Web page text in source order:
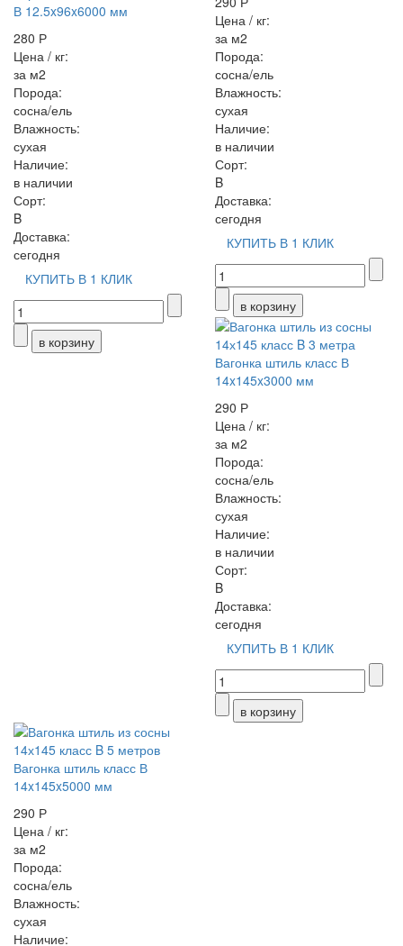
В 12.5x96x6000 мм
280 Р
Цена / кг:
за м2
Порода:
сосна/ель
Влажность:
сухая
Наличие:
в наличии
Сорт:
B
Доставка:
сегодня
КУПИТЬ В 1 КЛИК
Цена / кг:
за м2
Порода:
сосна/ель
Влажность:
сухая
Наличие:
в наличии
Сорт:
B
Доставка:
сегодня
КУПИТЬ В 1 КЛИК
Вагонка штиль класс В
14x145x3000 мм
290 Р
Цена / кг:
за м2
Порода:
сосна/ель
Влажность:
сухая
Наличие:
в наличии
Сорт:
B
Доставка:
сегодня
КУПИТЬ В 1 КЛИК
Вагонка штиль класс В
14x145x5000 мм
290 Р
Цена / кг:
за м2
Порода:
сосна/ель
Влажность:
сухая
Наличие: